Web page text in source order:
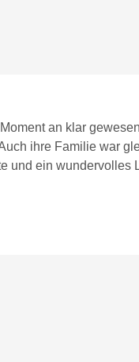
an klar
ihre Familie war
und ein wundervolles